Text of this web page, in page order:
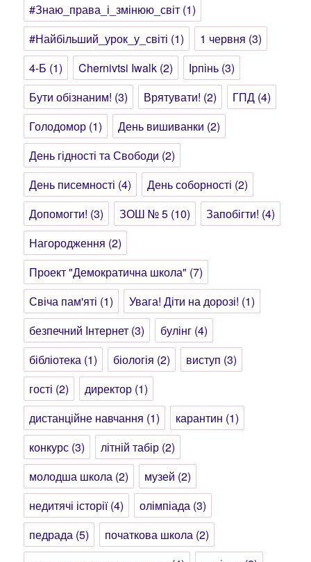
#Знаю_права_і_змінюю_світ (1)
#Найбільший_урок_у_світі (1) 1 червня (3)
4-Б (1) Chernivtsi Iwalk (2) Ірпінь (3)
Бути обізнаним! (3) Врятувати! (2) ГПД (4)
Голодомор (1) День вишиванки (2)
День гідності та Свободи (2)
День писемності (4) День соборності (2)
Допомогти! (3) ЗОШ № 5 (10) Запобігти! (4)
Нагородження (2)
Проект "Демократична школа" (7)
Свіча пам'яті (1) Увага! Діти на дорозі! (1)
безпечний Інтернет (3) булінг (4)
бібліотека (1) біологія (2) виступ (3)
гості (2) директор (1)
дистанційне навчання (1) карантин (1)
конкурс (3) літній табір (2)
молодша школа (2) музей (2)
недитячі історії(4) олімпіада (3)
педрада (5) початкова школа (2)